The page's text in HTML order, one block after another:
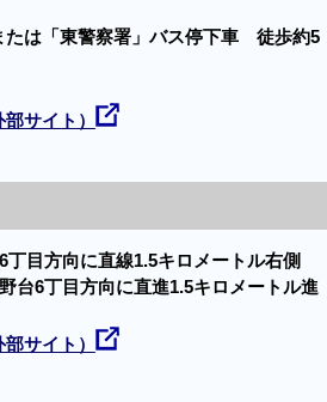
は「東警察署」バス停下車 徒歩約5
サイト）
目方向に直線1.5キロメートル右側
台6丁目方向に直進1.5キロメートル進
サイト）